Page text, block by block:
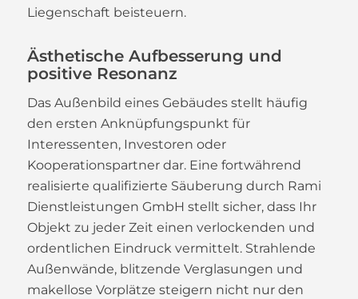
Liegenschaft beisteuern.
Ästhetische Aufbesserung und
positive Resonanz
Das Außenbild eines Gebäudes stellt häufig
den ersten Anknüpfungspunkt für
Interessenten, Investoren oder
Kooperationspartner dar. Eine fortwährend
realisierte qualifizierte Säuberung durch Rami
Dienstleistungen GmbH stellt sicher, dass Ihr
Objekt zu jeder Zeit einen verlockenden und
ordentlichen Eindruck vermittelt. Strahlende
Außenwände, blitzende Verglasungen und
makellose Vorplätze steigern nicht nur den